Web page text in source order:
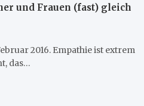
und Frauen (fast) gleich
2016. Empathie ist extrem
das…